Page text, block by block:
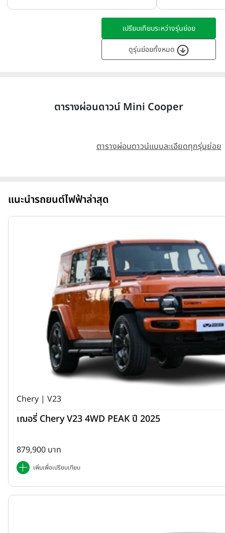
เปรียบเทียบระหว่างรุ่นย่อย
ดูรุ่นย่อยทั้งหมด
ตารางผ่อนดาวน์ Mini Cooper
ตารางผ่อนดาวน์แบบละเอียดทุกรุ่นย่อย
แนะนำรถยนต์ไฟฟ้าล่าสุด
Chery | V23
เฌอรี่ Chery V23 4WD PEAK ปี 2025
879,900 บาท
เพิ่มเพื่อเปรียบเทียบ